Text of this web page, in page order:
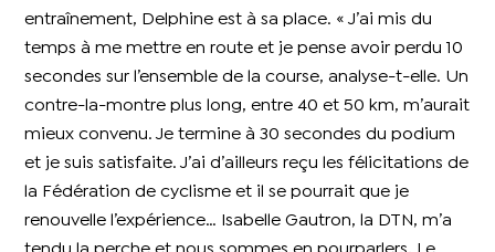
entraînement, Delphine est à sa place. « J’ai mis du
temps à me mettre en route et je pense avoir perdu 10
secondes sur l’ensemble de la course, analyse-t-elle. Un
contre-la-montre plus long, entre 40 et 50 km, m’aurait
mieux convenu. Je termine à 30 secondes du podium
et je suis satisfaite. J’ai d’ailleurs reçu les félicitations de
la Fédération de cyclisme et il se pourrait que je
renouvelle l’expérience… Isabelle Gautron, la DTN, m’a